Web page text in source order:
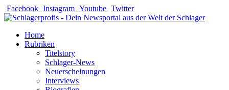
Zum
Inhalt
Facebook Instagram Youtube Twitter
Home
Rubriken
Titelstory
Schlager-News
Neuerscheinungen
Interviews